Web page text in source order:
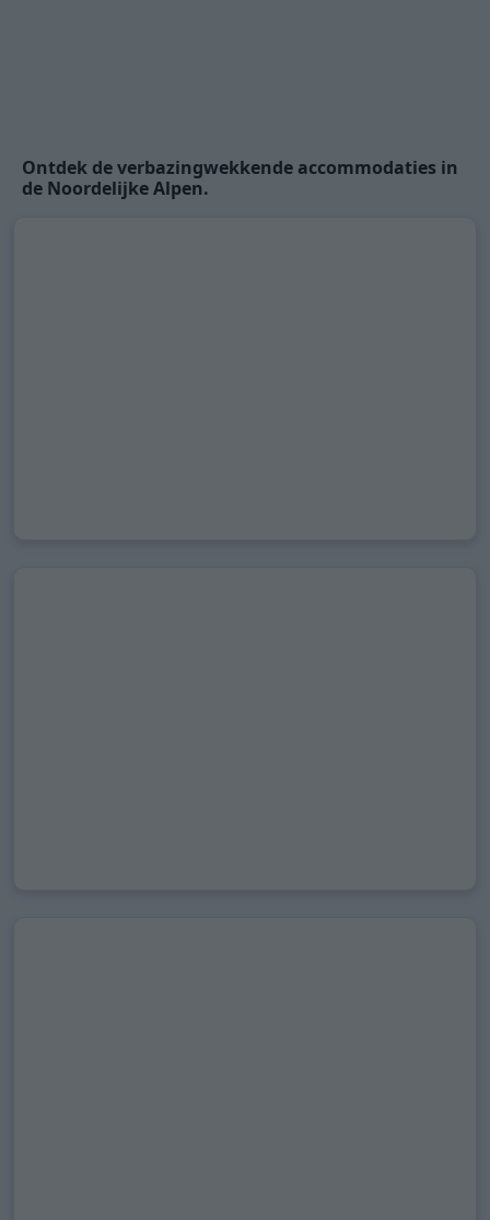
Ontdek de verbazingwekkende accommodaties in
de Noordelijke Alpen.